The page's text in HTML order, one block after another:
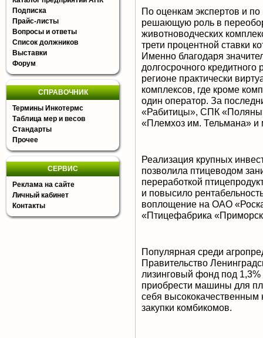
Подписка
Прайс-листы
Вопросы и ответы
Список должников
Выставки
Форум
СПРАВОЧНИК
Термины Инкотермс
Таблица мер и весов
Стандарты
Прочее
СЕРВИС
Реклама на сайте
Личный кабинет
Контакты
По оценкам экспертов и
решающую роль в
животноводческих
трети процентной ставки
Именно благодаря
долгосрочного
регионе практически
комплексов, где кроме
один оператор. За
«Рабитицы», СПК
«Племхоз им. Тельмана» и
Реализация крупных
позволила птицеводом
переработкой
и повысило
воплощение на ОАО
«Птицефабрика
Популярная среди
Правительство
лизинговый фонд под 1,3%
приобрести машины для
себя
закупки комбикомов.